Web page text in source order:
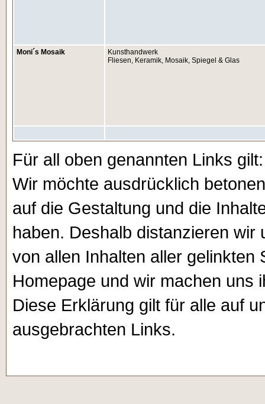
Moni´s Mosaik
Kunsthandwerk
Fliesen, Keramik, Mosaik, Spiegel & Glas
Für all oben genannten Links gilt:
Wir möchte ausdrücklich
auf die Gestaltung und die
haben. Deshalb distanzieren wir
von allen Inhalten aller gelinkten
Homepage und wir machen uns
Diese Erklärung gilt für alle auf
ausgebrachten Links.